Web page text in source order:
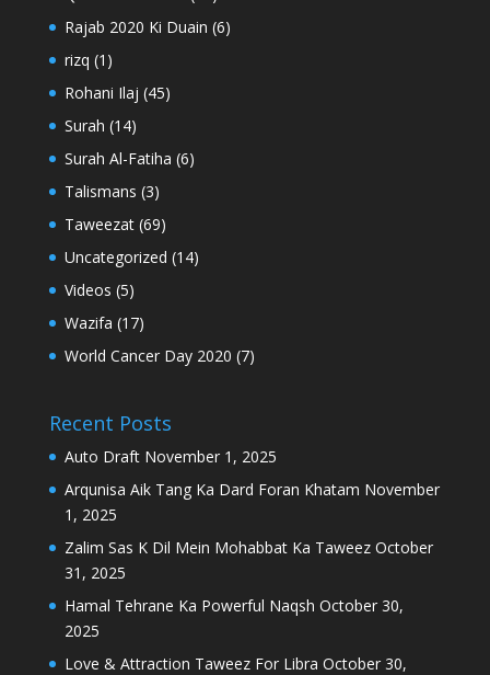
Rajab 2020 Ki Duain (6)
rizq (1)
Rohani Ilaj (45)
Surah (14)
Surah Al-Fatiha (6)
Talismans (3)
Taweezat(69)
Uncategorized (14)
Videos (5)
Wazifa (17)
World Cancer Day 2020 (7)
Recent Posts
Auto Draft November 1, 2025
Arqunisa Aik Tang Ka Dard Foran Khatam November
1, 2025
Zalim Sas K Dil Mein Mohabbat Ka Taweez October
31, 2025
Hamal Tehrane Ka Powerful Naqsh October 30,
2025
Love & Attraction Taweez For Libra October 30,